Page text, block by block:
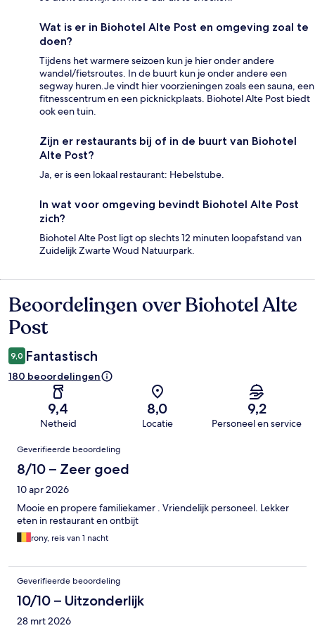
Wat is er in Biohotel Alte Post en omgeving zoal te
doen?
Tijdens het warmere seizoen kun je hier onder andere
wandel/fietsroutes. In de buurt kun je onder andere een
segway huren.Je vindt hier voorzieningen zoals een sauna, een
fitnesscentrum en een picknickplaats. Biohotel Alte Post biedt
ook een tuin.
Zijn er restaurants bij of in de buurt van Biohotel
Alte Post?
Ja, er is een lokaal restaurant: Hebelstube.
In wat voor omgeving bevindt Biohotel Alte Post
zich?
Biohotel Alte Post ligt op slechts 12 minuten loopafstand van
Zuidelijk Zwarte Woud Natuurpark.
Beoordelingen
Beoordelingen over Biohotel Alte
Post
9,0 Fantastisch
180 beoordelingen
9,4
Netheid
8,0
Locatie
9,2
Personeel en service
Beoordelingen
Geverifieerde beoordeling
8/10 – Zeer goed
10 apr 2026
Mooie en propere familiekamer . Vriendelijk personeel. Lekker
eten in restaurant en ontbijt
rony, reis van 1 nacht
Geverifieerde beoordeling
10/10 – Uitzonderlijk
28 mrt 2026